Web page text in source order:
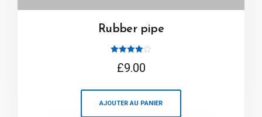
Rubber pipe
sur 5
£9.00
AJOUTER AU PANIER